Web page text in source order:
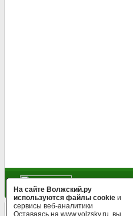
На сайте Волжский.ру
используются файлы cookie и
сервисы веб-аналитики
Оставаясь на www.volzsky.ru, вы